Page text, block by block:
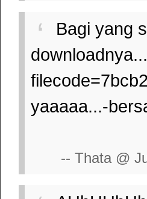
Bagi yang
yaaaaa...-
-- Thata @